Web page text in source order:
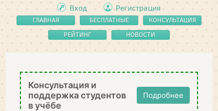
Вход Регистрация
ГЛАВНАЯ
БЕСПЛАТНЫЕ
РЕФЕРАТЫ
КОНСУЛЬТАЦИЯ
РЕЙТИНГ
НОВОСТИ
Консультация и
поддержка студентов
в учёбе
Подробнее